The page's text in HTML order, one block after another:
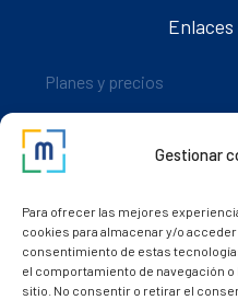
Gestionar
Para ofrecer las mejores
cookies para almacenar y/o
consentimiento de estas
el comportamiento de navegación
sitio. No consentir o retirar el
Planes y precios
Descarga nuestra app
Nuestros clientes
Dudas y consultas